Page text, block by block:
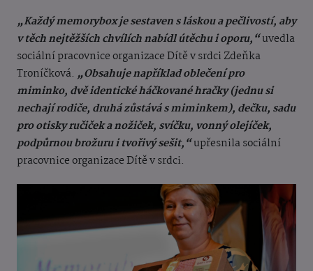
„Každý memorybox je sestaven s láskou a pečlivostí, aby
v těch nejtěžších chvílích nabídl útěchu i oporu,“uvedla
sociální pracovnice organizace Dítě v srdci Zdeňka
Troníčková. „Obsahuje například oblečení pro
miminko, dvě identické háčkované hračky (jednu si
nechají rodiče, druhá zůstává s miminkem), dečku, sadu
pro otisky ručiček a nožiček, svíčku, vonný olejíček,
podpůrnou brožuru i tvořivý sešit,“upřesnila sociální
pracovnice organizace Dítě v srdci.